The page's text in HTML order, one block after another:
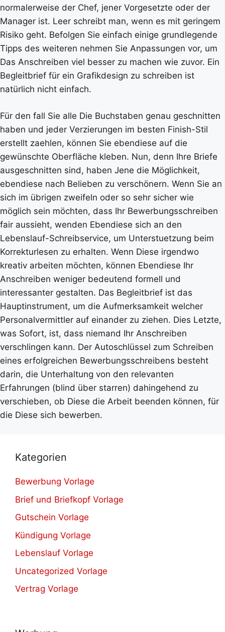
normalerweise der Chef, jener Vorgesetzte oder der
Manager ist. Leer schreibt man, wenn es mit geringem
Risiko geht. Befolgen Sie einfach einige grundlegende
Tipps des weiteren nehmen Sie Anpassungen vor, um
Das Anschreiben viel besser zu machen wie zuvor. Ein
Begleitbrief für ein Grafikdesign zu schreiben ist
natürlich nicht einfach.
Für den fall Sie alle Die Buchstaben genau geschnitten
haben und jeder Verzierungen im besten Finish-Stil
erstellt zaehlen, können Sie ebendiese auf die
gewünschte Oberfläche kleben. Nun, denn Ihre Briefe
ausgeschnitten sind, haben Jene die Möglichkeit,
ebendiese nach Belieben zu verschönern. Wenn Sie an
sich im übrigen zweifeln oder so sehr sicher wie
möglich sein möchten, dass Ihr Bewerbungsschreiben
fair aussieht, wenden Ebendiese sich an den
Lebenslauf-Schreibservice, um Unterstuetzung beim
Korrekturlesen zu erhalten. Wenn Diese irgendwo
kreativ arbeiten möchten, können Ebendiese Ihr
Anschreiben weniger bedeutend formell und
interessanter gestalten. Das Begleitbrief ist das
Hauptinstrument, um die Aufmerksamkeit welcher
Personalvermittler auf einander zu ziehen. Dies Letzte,
was Sofort, ist, dass niemand Ihr Anschreiben
verschlingen kann. Der Autoschlüssel zum Schreiben
eines erfolgreichen Bewerbungsschreibens besteht
darin, die Unterhaltung von den relevanten
Erfahrungen (blind über starren) dahingehend zu
verschieben, ob Diese die Arbeit beenden können, für
die Diese sich bewerben.
Kategorien
Bewerbung Vorlage
Brief und Briefkopf Vorlage
Gutschein Vorlage
Kündigung Vorlage
Lebenslauf Vorlage
Uncategorized Vorlage
Vertrag Vorlage